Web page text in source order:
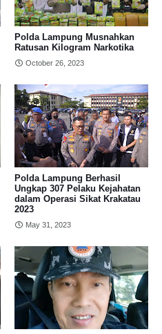
Polda Lampung Musnahkan
Ratusan Kilogram Narkotika
October 26, 2023
Polda Lampung Berhasil
Ungkap 307 Pelaku Kejahatan
dalam Operasi Sikat Krakatau
2023
May 31, 2023